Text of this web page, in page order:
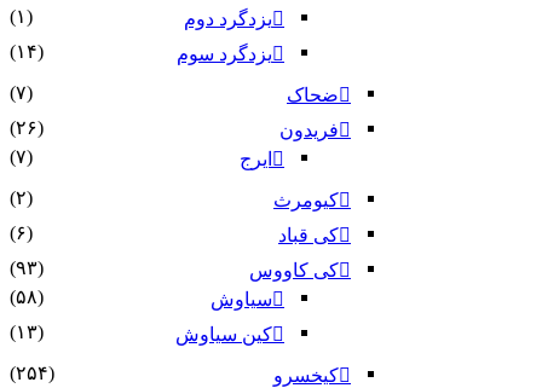
یزدگرد دوم
(۱)
یزدگرد سوم
(۱۴)
ضحاک
(۷)
فریدون
(۲۶)
ایرج
(۷)
کیومرث
(۲)
کی قباد
(۶)
کی کاووس
(۹۳)
سیاوش
(۵۸)
کین سیاوش
(۱۳)
کیخسرو
(۲۵۴)